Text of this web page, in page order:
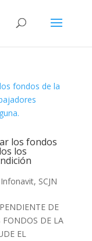
los fondos
los
Infonavit, SCJN
DE
FONDOS DE LA
EL